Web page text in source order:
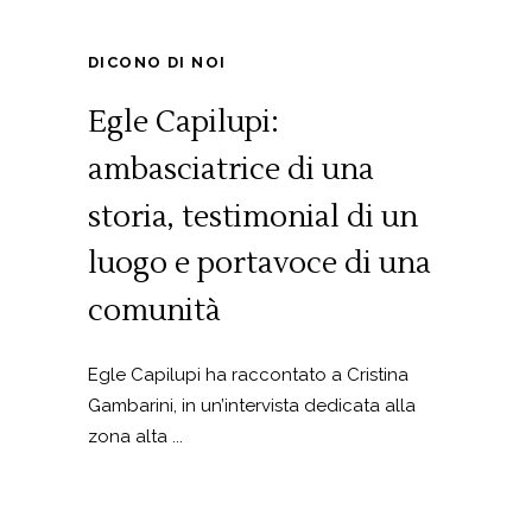
DICONO DI NOI
Egle Capilupi:
ambasciatrice di una
storia, testimonial di un
luogo e portavoce di una
comunità
Egle Capilupi ha raccontato a Cristina
Gambarini, in un’intervista dedicata alla
zona alta ...